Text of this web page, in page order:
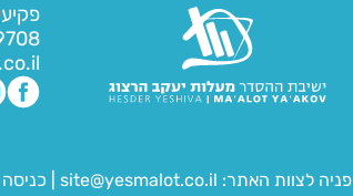
פקיעין 135
פניה לצוות האתר: site@yesmalot.co.il כניסה